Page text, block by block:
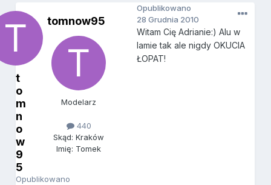
t
o
m
n
o
w
9
5
Opublikowano
tomnow95
Modelarz
440
Skąd: Kraków
Imię: Tomek
Opublikowano
28 Grudnia 2010
Witam Cię Adrianie:) Alu w
lamie tak ale nigdy OKUCIA
ŁOPAT!